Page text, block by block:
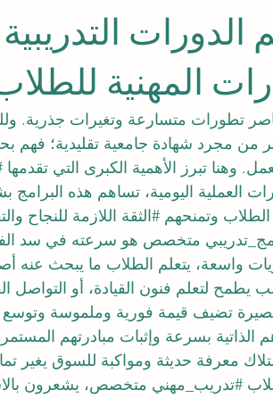
المهنية
تطورات متسارعة وتغيرات جذرية.
من مجرد شهادة جامعية تقليدية؛ فهم
وهنا تبرز الأهمية الكبرى التي تقدمها
العملية اليومية، تساهم هذه
وتمنحهم #الثقة اللازمة للنجاح
متخصص هو سرعته في سد
واسعة، يتعلم الطلاب ما يبحث عنه
يطمح لتعلم فنون القيادة، أو التواصل
تضيف قيمة فورية وملموسة وتوسع
الذاتية بسرعة وإثبات مبادرتهم
معرفة حديثة ومواكبة للسوق يغير
#تدريب_مهني متخصص، يشعرون